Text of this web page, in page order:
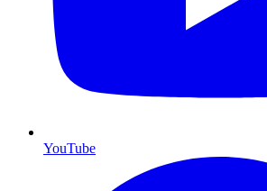
YouTube